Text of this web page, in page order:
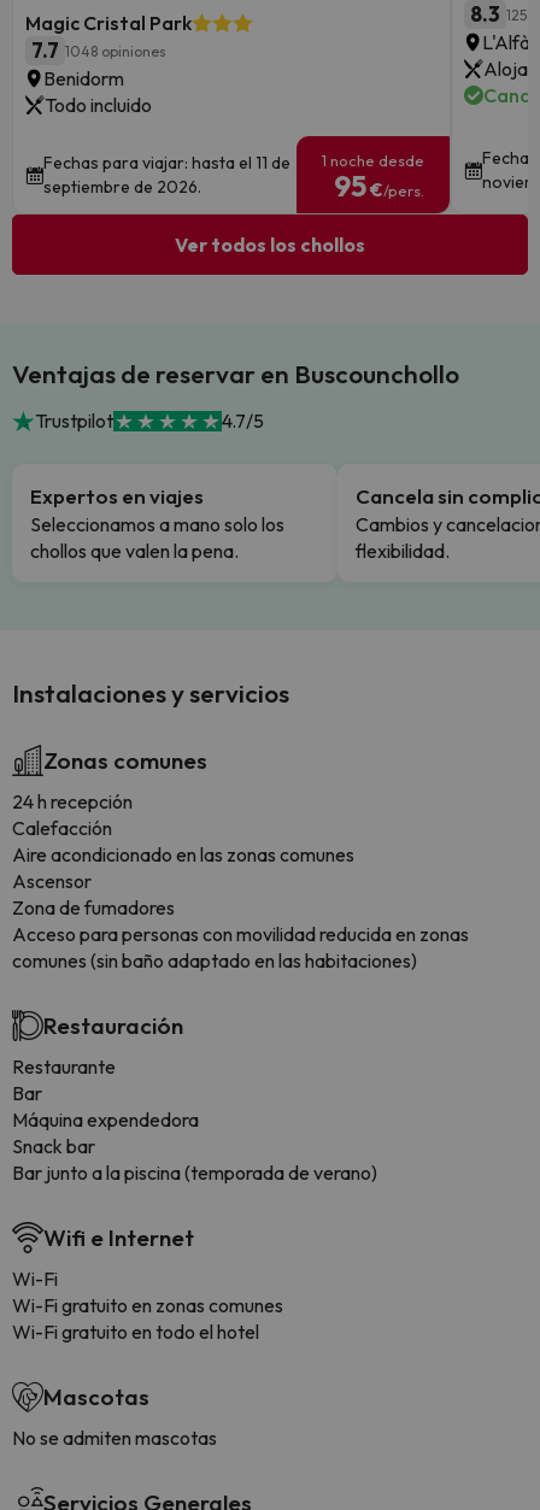
Magic Cristal Park
7.7 1048 opiniones
Benidorm
Todo incluido
Fechas para viajar: hasta el 11 de
septiembre de 2026.
1 noche desde
95€/pers.
8.3
Ver todos los chollos
Ventajas de reservar en Buscounchollo
Trustpilot 4.7/5
Expertos en viajes
Seleccionamos a mano solo los
chollos que valen la pena.
Cancela sin
Cambios y
flexibilidad.
Instalaciones y servicios
Zonas comunes
24 h recepción
Calefacción
Aire acondicionado en las zonas comunes
Ascensor
Zona de fumadores
Acceso para personas con movilidad reducida en zonas
comunes (sin baño adaptado en las habitaciones)
Restauración
Restaurante
Bar
Máquina expendedora
Snack bar
Bar junto a la piscina (temporada de verano)
Wifi e Internet
Wi-Fi
Wi-Fi gratuito en zonas comunes
Wi-Fi gratuito en todo el hotel
Mascotas
No se admiten mascotas
Servicios Generales